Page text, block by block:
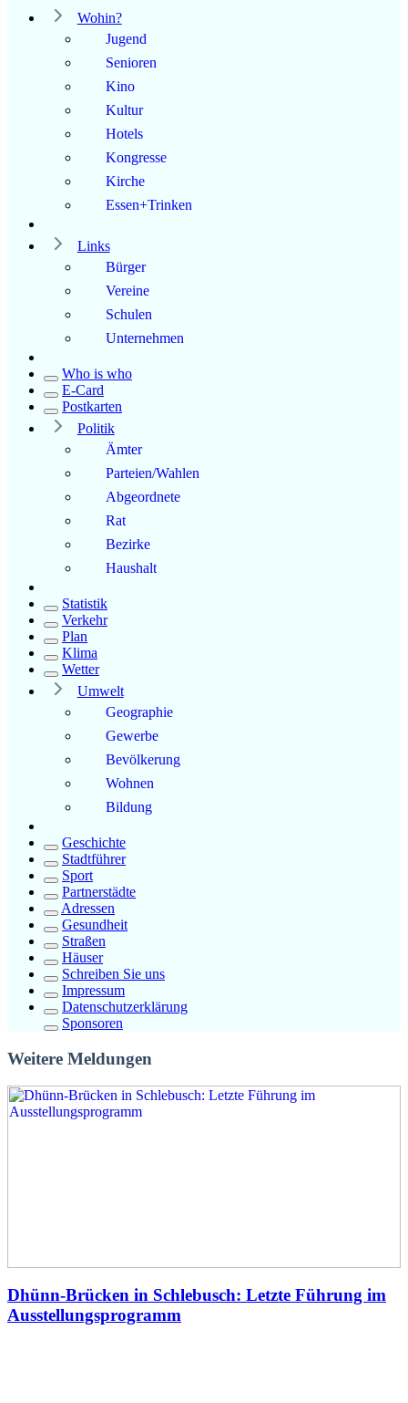
Wohin?
Jugend
Senioren
Kino
Kultur
Hotels
Kongresse
Kirche
Essen+Trinken
Links
Bürger
Vereine
Schulen
Unternehmen
Who is who
E-Card
Postkarten
Politik
Ämter
Parteien/Wahlen
Abgeordnete
Rat
Bezirke
Haushalt
Statistik
Verkehr
Plan
Klima
Wetter
Umwelt
Geographie
Gewerbe
Bevölkerung
Wohnen
Bildung
Geschichte
Stadtführer
Sport
Partnerstädte
Adressen
Gesundheit
Straßen
Häuser
Schreiben Sie uns
Impressum
Datenschutzerklärung
Sponsoren
Weitere Meldungen
Dhünn-Brücken in Schlebusch: Letzte Führung im
Ausstellungsprogramm